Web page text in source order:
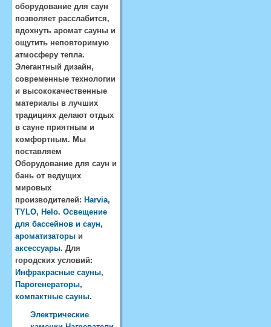
оборудование для саун
позволяет расслабится,
вдохнуть аромат сауны и
ощутить неповторимую
атмосферу тепла.
Элегантный дизайн,
современные технологии
и высококачественные
материалы в лучших
традициях делают отдых
в сауне приятным и
комфортным. Мы
поставляем
Оборудование для саун и
бань от ведущих
мировых
производителей: Harvia,
TYLO, Helo. Освещение
для бассейнов и саун,
ароматизаторы и
аксессуары. Для
городских условий:
Инфракрасные сауны,
Парогенераторы,
компактные сауны.
Электрические